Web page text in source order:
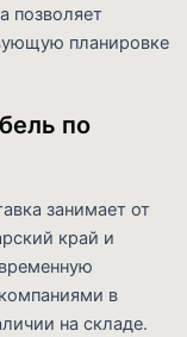
позволяет
планировке
по
занимает от
край и
в
на складе.